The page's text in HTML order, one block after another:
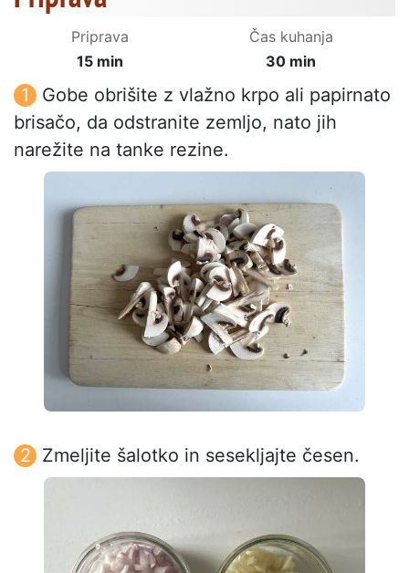
Priprava
15 min
Čas kuhanja
30 min
Gobe obrišite z vlažno krpo ali papirnato
brisačo, da odstranite zemljo, nato jih
narežite na tanke rezine.
Zmeljite šalotko in sesekljajte česen.